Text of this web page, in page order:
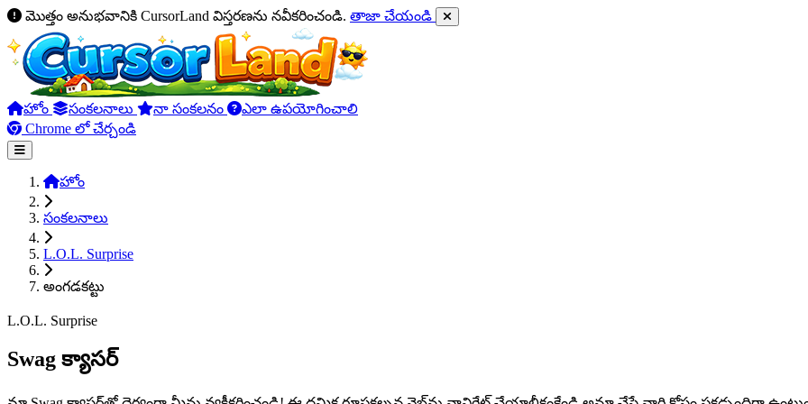
మొత్తం అనుభవానికి CursorLand విస్తరణను నవీకరించండి. తాజా చేయండి
హోం సంకలనాలు నా సంకలనం
ఎలా ఉపయోగించాలి
Chrome లో చేర్చండి
హోం
సంకలనాలు
L.O.L. Surprise
అంగడకట్టు
L.O.L. Surprise
Swag క్యాసర్